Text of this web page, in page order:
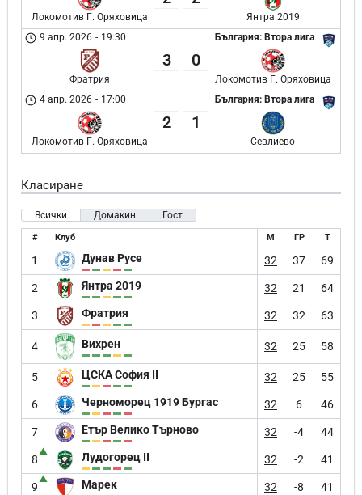
Локомотив Г. Оряховица
Янтра 2019
България: Втора лига
9 апр. 2026 - 19:30
Фратрия
3 0
Локомотив Г. Оряховица
България: Втора лига
4 апр. 2026 - 17:00
Локомотив Г. Оряховица
2 1
Севлиево
Класиране
Всички Домакин Гост
# Клуб М ГР Т
1 Дунав Русе 32 37 69
2 Янтра 2019 32 21 64
3 Фратрия 32 32 63
4 Вихрен 32 25 58
5 ЦСКА София II 32 25 55
6 Черноморец 1919 Бургас 32 6 46
7 Етър Велико Търново 32 -4 44
8
▲ Лудогорец II 32 -2 41
9
▲ Марек 32 -8 41